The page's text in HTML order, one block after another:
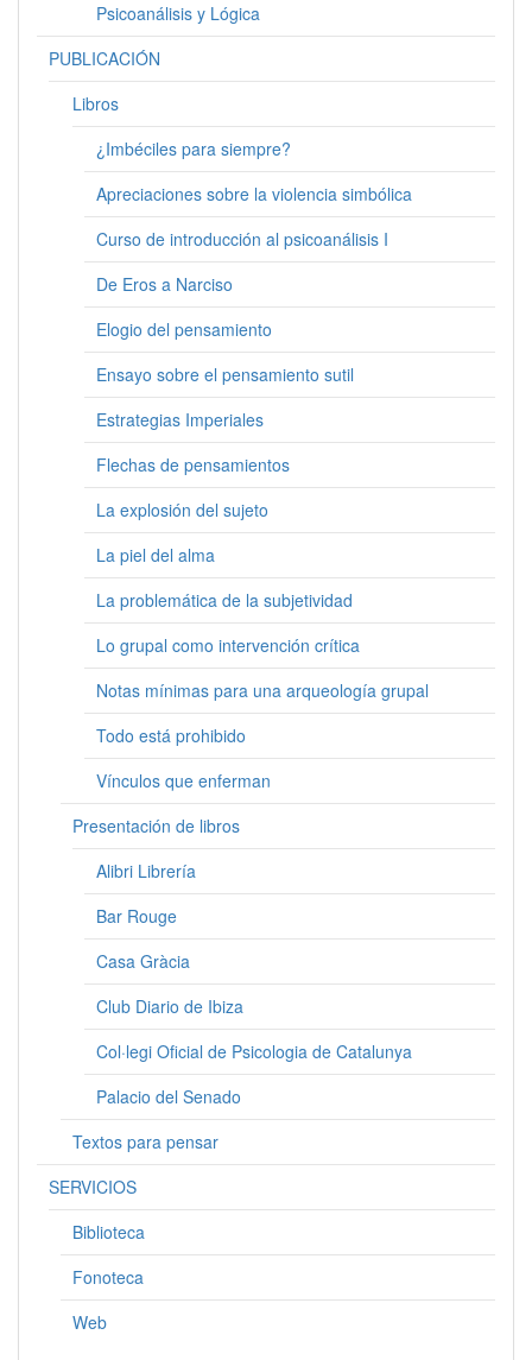
Psicoanálisis y Lógica
PUBLICACIÓN
Libros
¿Imbéciles para siempre?
Apreciaciones sobre la violencia simbólica
Curso de introducción al psicoanálisis I
De Eros a Narciso
Elogio del pensamiento
Ensayo sobre el pensamiento sutil
Estrategias Imperiales
Flechas de pensamientos
La explosión del sujeto
La piel del alma
La problemática de la subjetividad
Lo grupal como intervención crítica
Notas mínimas para una arqueología grupal
Todo está prohibido
Vínculos que enferman
Presentación de libros
Alibri Librería
Bar Rouge
Casa Gràcia
Club Diario de Ibiza
Col·legi Oficial de Psicologia de Catalunya
Palacio del Senado
Textos para pensar
SERVICIOS
Biblioteca
Fonoteca
Web